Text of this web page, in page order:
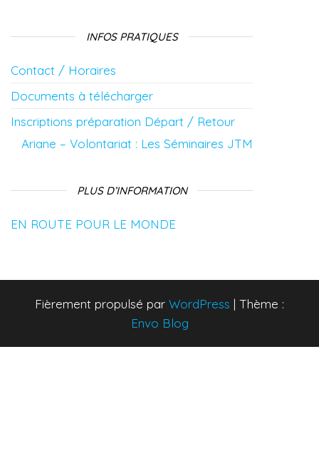
INFOS PRATIQUES
Contact / Horaires
Documents à télécharger
Inscriptions préparation Départ / Retour
Ariane – Volontariat : Les Séminaires JTM
PLUS D’INFORMATION
EN ROUTE POUR LE MONDE
Fièrement propulsé par WordPress | Thème :
Envo Blog